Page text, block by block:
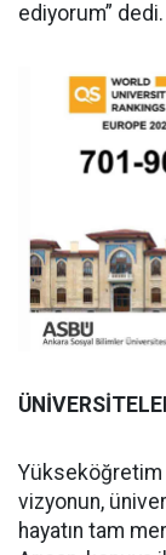
ediyorum” dedi.
Yükseköğretim
vizyonun,
hayatın tam